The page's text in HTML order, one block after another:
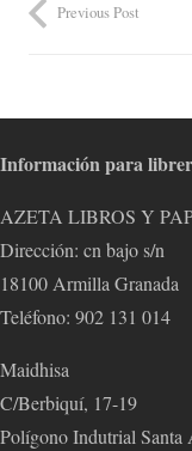
Previous Post
Información para
AZETA LIBROS Y
Dirección: cn bajo s/n
18100 Armilla Granada
Teléfono: 902 131 014
Maidhisa
C/Berbiquí, 17-19
Polígono Indutrial Santa